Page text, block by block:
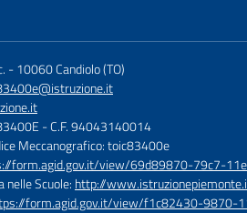
-10060 Candiolo (TO)
- C.F. 94043140014
Meccanografico: toic83400e
form.agid.gov.it/view/69d89870-79c7-
nelle Scuole: http://
form.agid.gov.it/view/f1c82430-9870-